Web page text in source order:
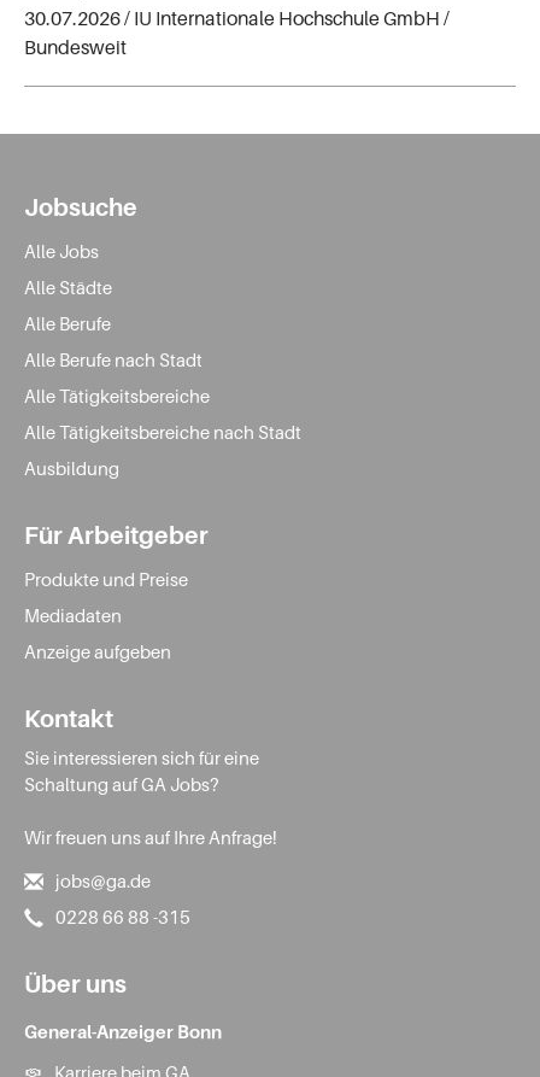
30.07.2026 / IU Internationale Hochschule GmbH /
Bundesweit
Jobsuche
Alle Jobs
Alle Städte
Alle Berufe
Alle Berufe nach Stadt
Alle Tätigkeitsbereiche
Alle Tätigkeitsbereiche nach Stadt
Ausbildung
Für Arbeitgeber
Produkte und Preise
Mediadaten
Anzeige aufgeben
Kontakt
Sie interessieren sich für eine
Schaltung auf GA Jobs?
Wir freuen uns auf Ihre Anfrage!
jobs@ga.de
0228 66 88 -315
Über uns
General-Anzeiger Bonn